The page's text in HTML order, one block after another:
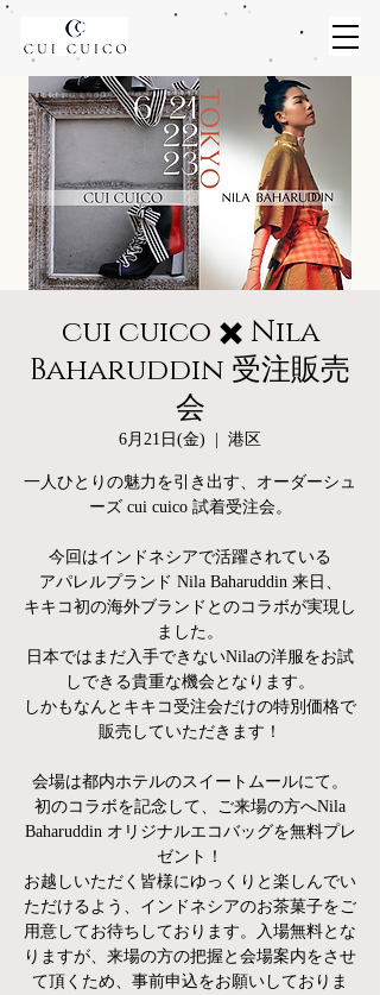
cui cuico ✖️ Nila
Baharuddin 受注販売
会
6月21日(金) 港区
一人ひとりの魅力を引き出す、オーダーシュ
ーズ cui cuico 試着受注会。
今回はインドネシアで活躍されている
アパレルプランド Nila Baharuddin 来日、
キキコ初の海外ブランドとのコラボが実現し
ました。
日本ではまだ入手できないNilaの洋服をお試
しできる貴重な機会となります。
しかもなんとキキコ受注会だけの特別価格で
販売していただきます！
会場は都内ホテルのスイートムールにて。
初のコラボを記念して、ご来場の方へNila
Baharuddin オリジナルエコバッグを無料プレ
ゼント！
お越しいただく皆様にゆっくりと楽しんでい
ただけるよう、インドネシアのお茶菓子をご
用意してお待ちしております。入場無料とな
りますが、来場の方の把握と会場案内をさせ
て頂くため、事前申込をお願いしておりま